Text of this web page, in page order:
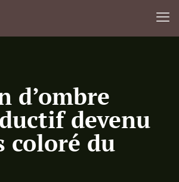
d’ombre
devenu
coloré du